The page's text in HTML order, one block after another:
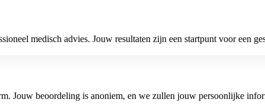
medisch advies. Jouw resultaten zijn een startpunt voor een
Jouw beoordeling is anoniem, en we zullen jouw persoonlijke